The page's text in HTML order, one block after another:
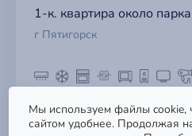
1-к. квартира около
г Пятигорск
5 400 ₽
Мы используем файлы cookie,
сайтом удобнее. Продолжая
Поддержка
Быстрый доступ к базе знаний,
обращениям и формам связи.